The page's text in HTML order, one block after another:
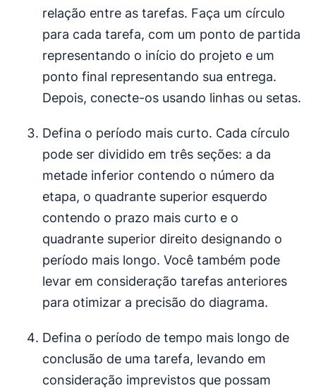
relação entre as tarefas. Faça um círculo
para cada tarefa, com um ponto de partida
representando o início do projeto e um
ponto final representando sua entrega.
Depois, conecte-os usando linhas ou setas.
Defina o período mais curto. Cada círculo
pode ser dividido em três seções: a da
metade inferior contendo o número da
etapa, o quadrante superior esquerdo
contendo o prazo mais curto e o
quadrante superior direito designando o
período mais longo. Você também pode
levar em consideração tarefas anteriores
para otimizar a precisão do diagrama.
Defina o período de tempo mais longo de
conclusão de uma tarefa, levando em
consideração imprevistos que possam